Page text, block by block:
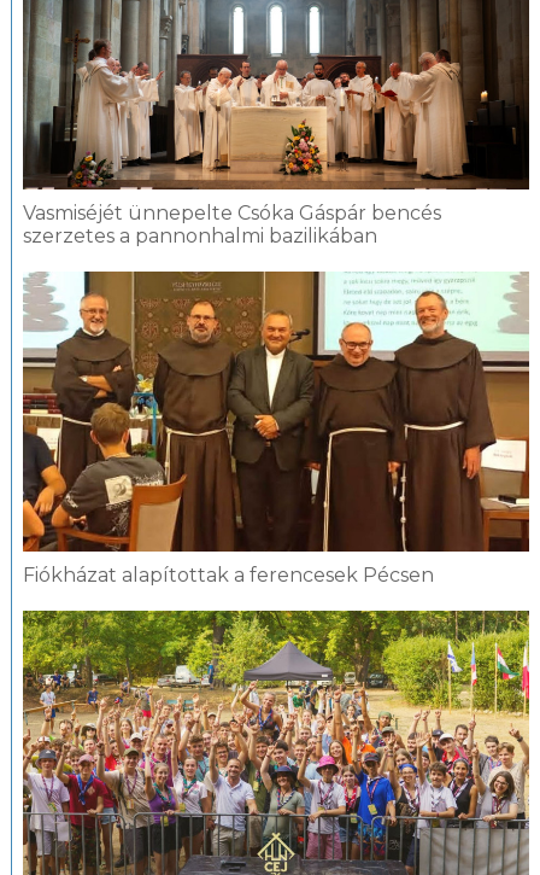
Vasmiséjét ünnepelte Csóka Gáspár bencés
szerzetes a pannonhalmi bazilikában
Fiókházat alapítottak a ferencesek Pécsen